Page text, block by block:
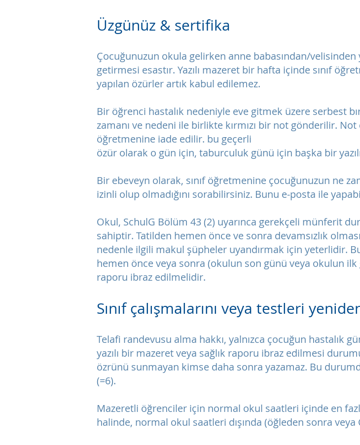
Üzgünüz & sertifika
Çocuğunuzun okula gelirken anne babasından/velisinden
getirmesi esastır. Yazılı mazeret bir hafta içinde sınıf
yapılan özürler artık kabul edilemez.
Bir öğrenci hastalık nedeniyle eve gitmek üzere serbest
zamanı ve nedeni ile birlikte kırmızı bir not gönderilir. Not
öğretmenine iade edilir. bu geçerli
özür olarak o gün için, taburculuk günü için başka bir
Bir ebeveyn olarak, sınıf öğretmenine çocuğunuzun ne
izinli olup olmadığını sorabilirsiniz. Bunu e-posta ile
Okul, SchulG Bölüm 43 (2) uyarınca gerekçeli münferit
sahiptir. Tatilden hemen önce ve sonra devamsızlık
nedenle ilgili makul şüpheler uyandırmak için yeterlidir.
hemen önce veya sonra (okulun son günü veya okulun ilk
raporu ibraz edilmelidir.
Sınıf çalışmalarını veya testleri
Telafi randevusu alma hakkı, yalnızca çocuğun hastalık
yazılı bir mazeret veya sağlık raporu ibraz edilmesi
özrünü sunmayan kimse daha sonra yazamaz. Bu
(=6).
Mazeretli öğrenciler için normal okul saatleri içinde en
halinde, normal okul saatleri dışında (öğleden sonra